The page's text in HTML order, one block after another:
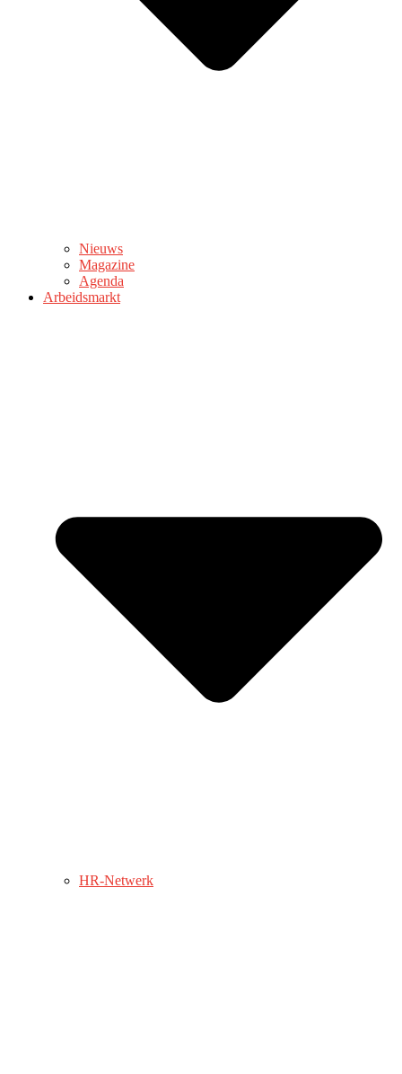
Nieuws
Magazine
Agenda
Arbeidsmarkt
HR-Netwerk